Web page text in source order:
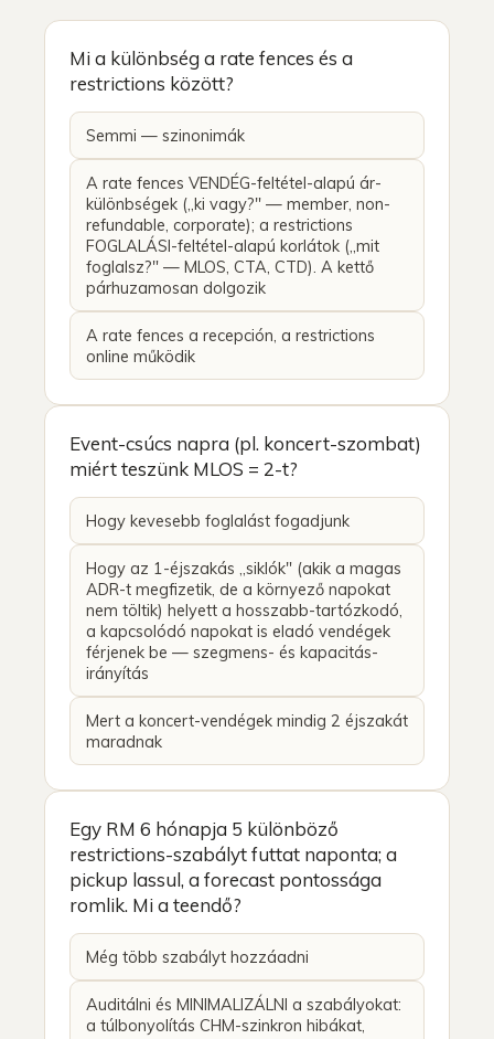
Mi a különbség a rate fences és a
restrictions között?
Semmi — szinonimák
A rate fences VENDÉG-feltétel-alapú ár-
különbségek („ki vagy?" — member, non-
refundable, corporate); a restrictions
FOGLALÁSI-feltétel-alapú korlátok („mit
foglalsz?" — MLOS, CTA, CTD). A kettő
párhuzamosan dolgozik
A rate fences a recepción, a restrictions
online működik
Event-csúcs napra (pl. koncert-szombat)
miért teszünk MLOS = 2-t?
Hogy kevesebb foglalást fogadjunk
Hogy az 1-éjszakás „siklók" (akik a magas
ADR-t megfizetik, de a környező napokat
nem töltik) helyett a hosszabb-tartózkodó,
a kapcsolódó napokat is eladó vendégek
férjenek be — szegmens- és kapacitás-
irányítás
Mert a koncert-vendégek mindig 2 éjszakát
maradnak
Egy RM 6 hónapja 5 különböző
restrictions-szabályt futtat naponta; a
pickup lassul, a forecast pontossága
romlik. Mi a teendő?
Még több szabályt hozzáadni
Auditálni és MINIMALIZÁLNI a szabályokat:
a túlbonyolítás CHM-szinkron hibákat,